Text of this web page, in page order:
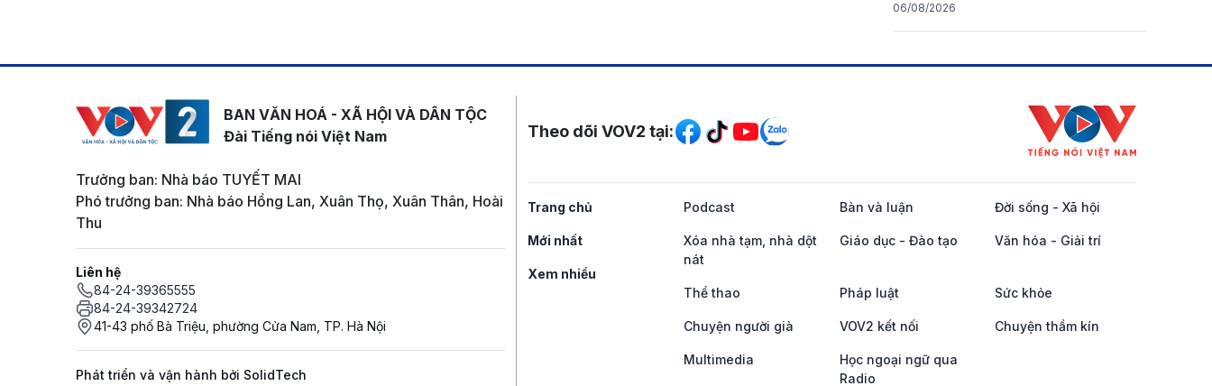
06/08/2026
BAN VĂN HOÁ - XÃ HỘI VÀ DÂN TỘC
Đài Tiếng nói Việt Nam
Trưởng ban: Nhà báo TUYẾT MAI
Phó trưởng ban: Nhà báo Hồng Lan, Xuân Thọ, Xuân Thân, Hoài
Thu
Liên hệ
84-24-39365555
84-24-39342724
41-43 phố Bà Triệu, phường Cửa Nam, TP. Hà Nội
Phát triển và vận hành bởi SolidTech
Mạng xã hội
Theo dõi VOV2 tại:
Trang chủ
Mới nhất
Xem nhiều
Podcast Bàn và luận Đời sống - Xã hội
Xóa nhà tạm, nhà dột
nát
Giáo dục - Đào tạo Văn hóa - Giải trí
Thể thao Pháp luật Sức khỏe
Chuyện người già VOV2 kết nối Chuyện thầm kín
Multimedia
Học ngoại ngữ qua
Radio